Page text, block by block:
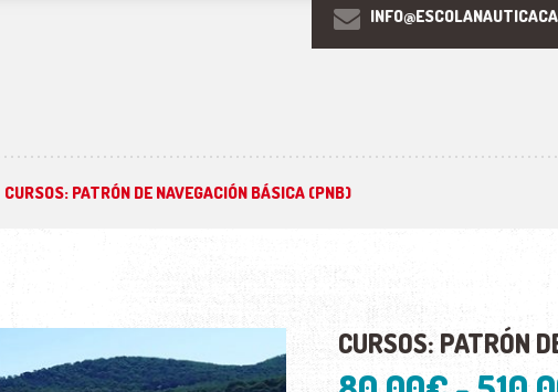
CURSOS: PATRÓN DE NAVEGACIÓN BÁSICA (PNB)
CURSOS: PATRÓN